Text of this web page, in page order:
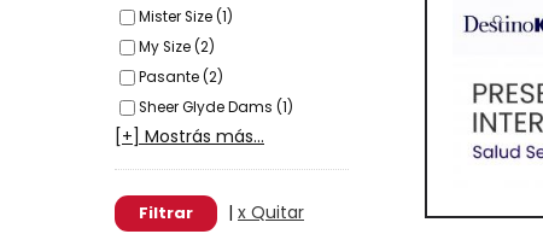
Mister Size (1)
My Size (2)
Pasante (2)
Sheer Glyde Dams (1)
[+] Mostrás más...
| x Quitar